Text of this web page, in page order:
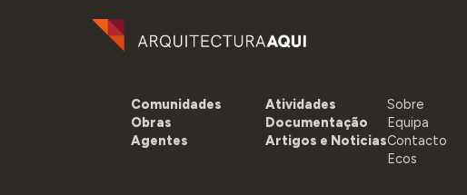
Comunidades
Obras
Agentes
Atividades
Documentação
Artigos e Noticias
Sobre
Equipa
Contacto
Ecos